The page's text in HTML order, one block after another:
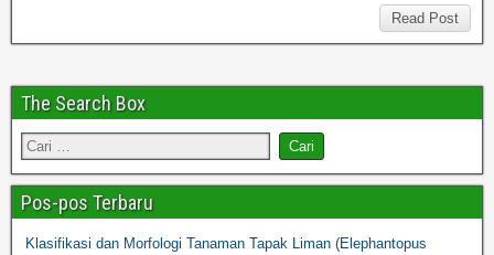
Read Post
The Search Box
Pos-pos Terbaru
Klasifikasi dan Morfologi Tanaman Tapak Liman (Elephantopus